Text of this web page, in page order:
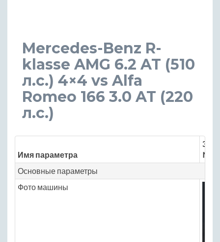
Mercedes-Benz R-
klasse AMG 6.2 AT (510
л.с.) 4×4 vs Alfa
Romeo 166 3.0 AT (220
л.с.)
Имя параметра
Основные параметры
Фото машины